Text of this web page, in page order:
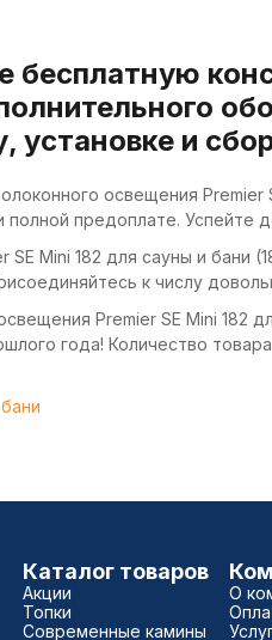
бесплатную
и
освещения Premier
предоплате. Успейте
Mini 182 для сауны и бани
к числу
Premier SE Mini 182
года! Количество
Каталог товаров
Акции
Топки
Современные камины
О